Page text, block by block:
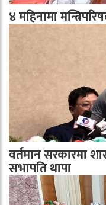
४ महिनामा
वर्तमान सरकारमा
सभापति थापा